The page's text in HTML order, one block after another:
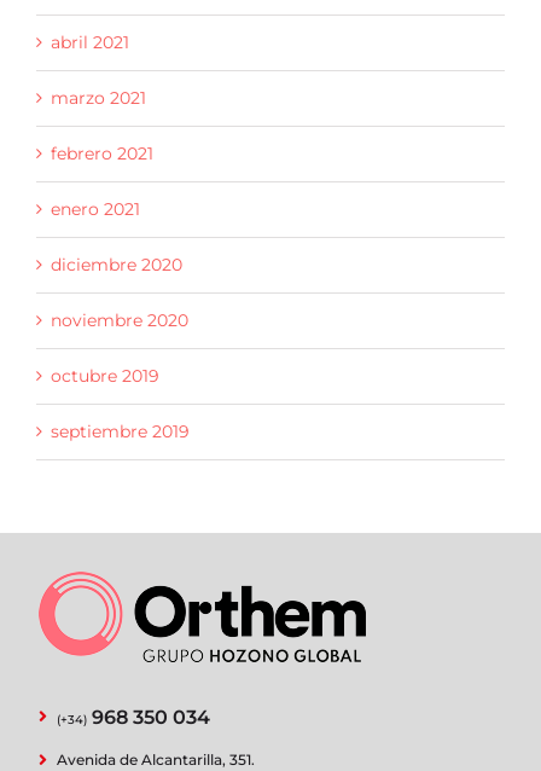
abril 2021
marzo 2021
febrero 2021
enero 2021
diciembre 2020
noviembre 2020
octubre 2019
septiembre 2019
(+34) 968 350 034
Avenida de Alcantarilla, 351.